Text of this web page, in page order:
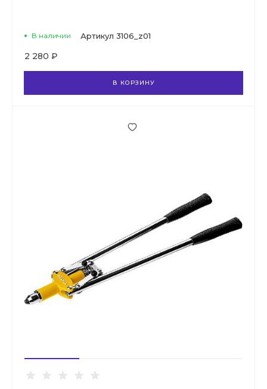
В наличии Артикул 3106_z01
2 280 ₽
В КОРЗИНУ